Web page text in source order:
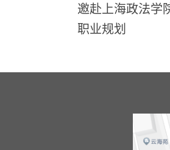
邀赴上海政法学
职业规划